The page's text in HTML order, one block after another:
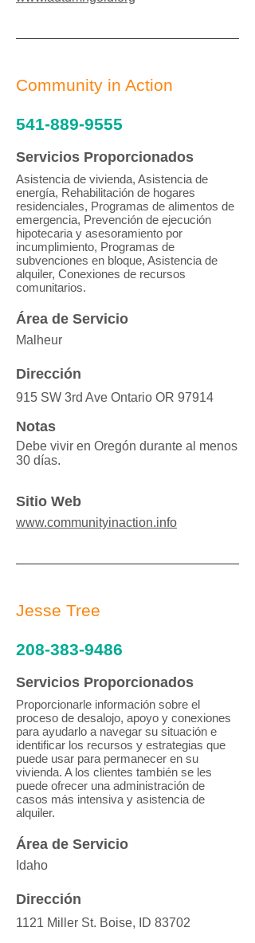
Community in Action
541-889-9555
Servicios Proporcionados
Asistencia de vivienda, Asistencia de
energía, Rehabilitación de hogares
residenciales, Programas de alimentos de
emergencia, Prevención de ejecución
hipotecaria y asesoramiento por
incumplimiento, Programas de
subvenciones en bloque, Asistencia de
alquiler, Conexiones de recursos
comunitarios.
Área de Servicio
Malheur
Dirección
915 SW 3rd Ave Ontario OR 97914
Notas
Debe vivir en Oregón durante al menos
30 días.
Sitio Web
www.communityinaction.info
Jesse Tree
208-383-9486
Servicios Proporcionados
Proporcionarle información sobre el
proceso de desalojo, apoyo y conexiones
para ayudarlo a navegar su situación e
identificar los recursos y estrategias que
puede usar para permanecer en su
vivienda. A los clientes también se les
puede ofrecer una administración de
casos más intensiva y asistencia de
alquiler.
Área de Servicio
Idaho
Dirección
1121 Miller St. Boise, ID 83702